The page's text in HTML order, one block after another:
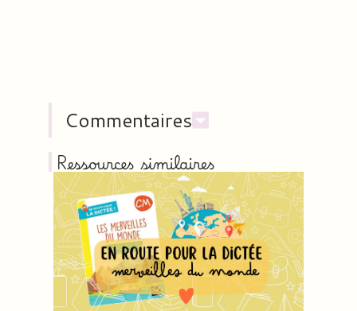
Commentaires
Ressources similaires